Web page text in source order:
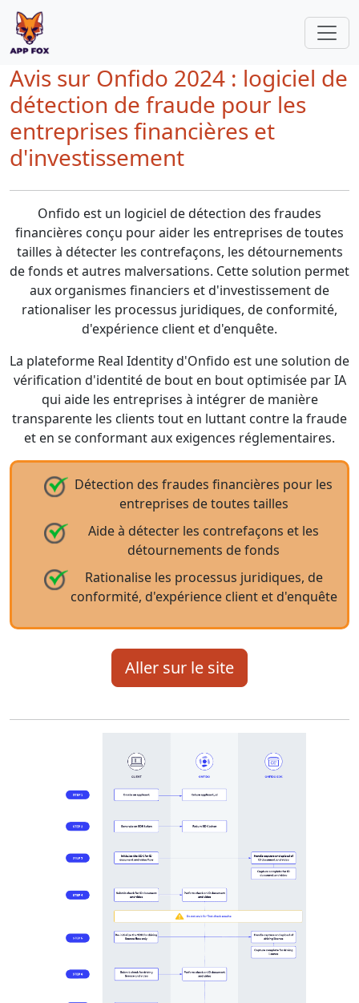
Avis sur Onfido 2024 : logiciel de
détection de fraude pour les
entreprises financières et
d'investissement
Onfido est un logiciel de détection des fraudes
financières conçu pour aider les entreprises de toutes
tailles à détecter les contrefaçons, les détournements
de fonds et autres malversations. Cette solution permet
aux organismes financiers et d'investissement de
rationaliser les processus juridiques, de conformité,
d'expérience client et d'enquête.
La plateforme Real Identity d'Onfido est une solution de
vérification d'identité de bout en bout optimisée par IA
qui aide les entreprises à intégrer de manière
transparente les clients tout en luttant contre la fraude
et en se conformant aux exigences réglementaires.
Détection des fraudes financières pour les
entreprises de toutes tailles
Aide à détecter les contrefaçons et les
détournements de fonds
Rationalise les processus juridiques, de
conformité, d'expérience client et d'enquête
Aller sur le site